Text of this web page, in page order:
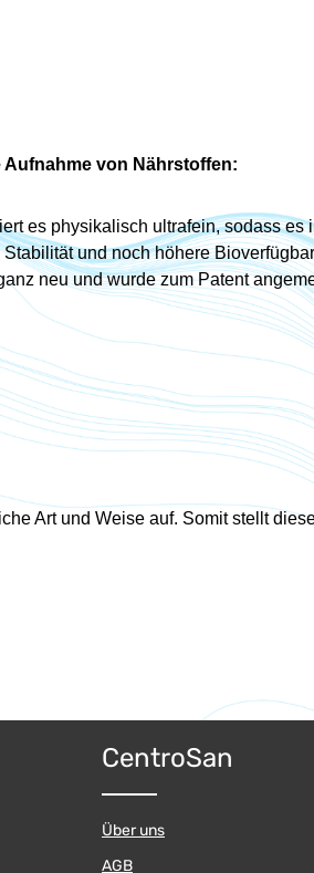
von Nährstoffen:
es physikalisch ultrafein, sodass
und noch höhere
neu und wurde zum Patent
Art und Weise auf. Somit stellt
CentroSan
Über uns
AGB